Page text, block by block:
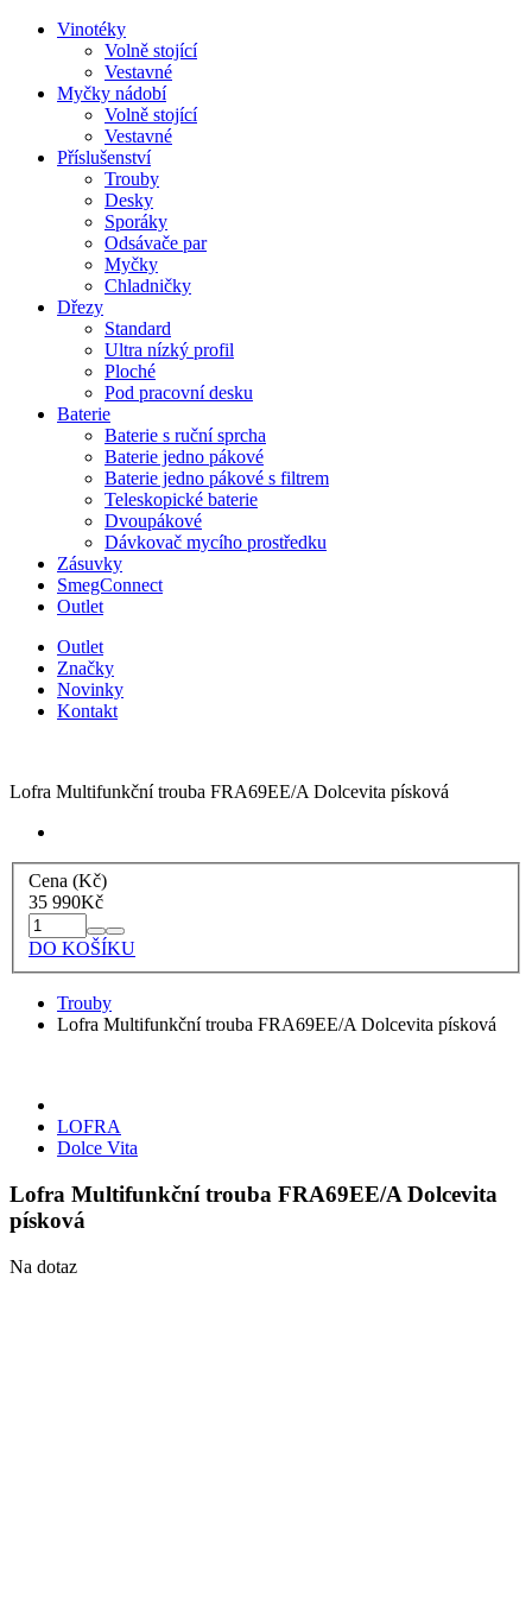
Vinotéky
Volně stojící
Vestavné
Myčky nádobí
Volně stojící
Vestavné
Příslušenství
Trouby
Desky
Sporáky
Odsávače par
Myčky
Chladničky
Dřezy
Standard
Ultra nízký profil
Ploché
Pod pracovní desku
Baterie
Baterie s ruční sprcha
Baterie jedno pákové
Baterie jedno pákové s filtrem
Teleskopické baterie
Dvoupákové
Dávkovač mycího prostředku
Zásuvky
SmegConnect
Outlet
Outlet
Značky
Novinky
Kontakt
Lofra Multifunkční trouba FRA69EE/A Dolcevita písková
Cena (Kč)
35 990Kč
DO KOŠÍKU
Trouby
Lofra Multifunkční trouba FRA69EE/A Dolcevita písková
LOFRA
Dolce Vita
Lofra Multifunkční trouba FRA69EE/A Dolcevita
písková
Na dotaz